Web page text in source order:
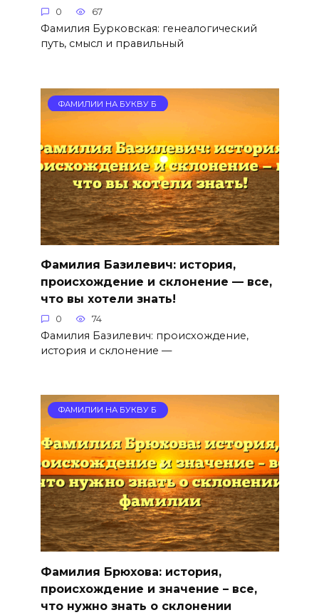
0 67
Фамилия Бурковская: генеалогический
путь, смысл и правильный
ФАМИЛИИ НА БУКВУ Б
Фамилия Базилевич: история,
происхождение и склонение — все,
что вы хотели знать!
0 74
Фамилия Базилевич: происхождение,
история и склонение —
ФАМИЛИИ НА БУКВУ Б
Фамилия Брюхова: история,
происхождение и значение – все,
что нужно знать о склонении